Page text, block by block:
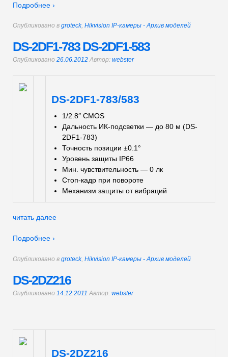
Подробнее ›
Опубликовано в groteck, Hikvision IP-камеры - Архив моделей
DS-2DF1-783 DS-2DF1-583
Опубликовано 26.06.2012Автор: webster
DS-2DF1-783/583
1/2.8″ CMOS
Дальность ИК-подсветки — до 80 м (DS-
2DF1-783)
Точность позиции ±0.1°
Уровень защиты IP66
Мин. чувствительность — 0 лк
Стоп-кадр при повороте
Механизм защиты от вибраций
читать далее
Подробнее ›
Опубликовано в groteck, Hikvision IP-камеры - Архив моделей
DS-2DZ216
Опубликовано 14.12.2011 Автор: webster
DS-2DZ216